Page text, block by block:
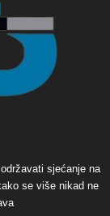
sjećanje na
se više nikad ne